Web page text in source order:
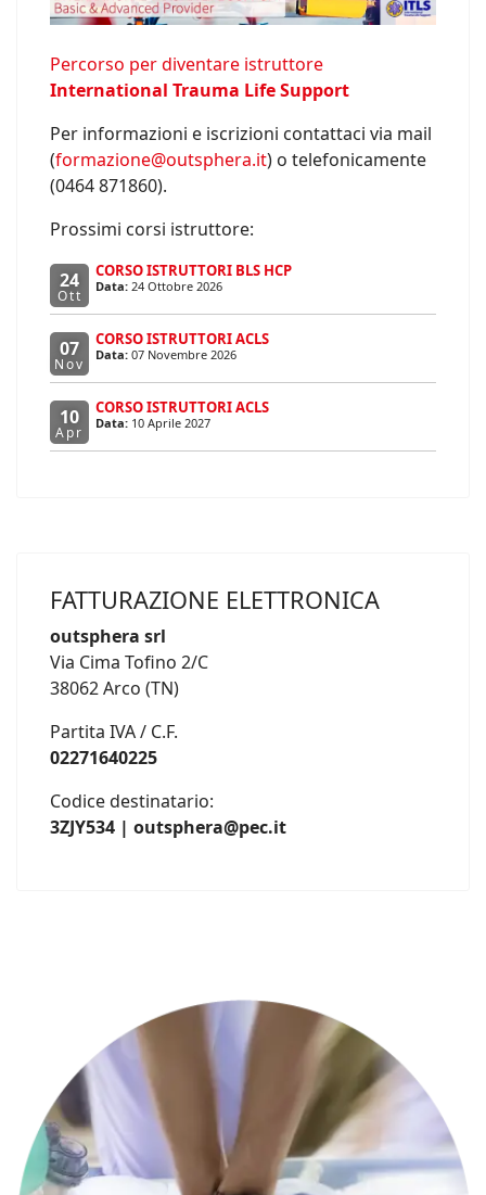
Percorso per diventare istruttore
International Trauma Life Support
Per informazioni e iscrizioni contattaci via mail
(formazione@outsphera.it) o telefonicamente
(0464 871860).
Prossimi corsi istruttore:
24
Ott
CORSO ISTRUTTORI BLS HCP
Data: 24 Ottobre 2026
07
Nov
CORSO ISTRUTTORI ACLS
Data: 07 Novembre 2026
10
Apr
CORSO ISTRUTTORI ACLS
Data: 10 Aprile 2027
FATTURAZIONE ELETTRONICA
outsphera srl
Via Cima Tofino 2/C
38062 Arco (TN)
Partita IVA / C.F.
02271640225
Codice destinatario:
3ZJY534 | outsphera@pec.it